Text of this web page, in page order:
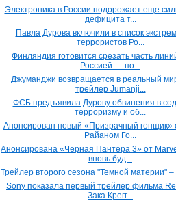
Электроника в России подорожает еще
дефицита т...
Павла Дурова включили в список
террористов Ро...
Финляндия готовится срезать часть
Россией — по...
Джуманджи возвращается в реальный
трейлер Jumanji...
ФСБ предъявила Дурову обвинения в
терроризму и об...
Анонсирован новый «Призрачный гонщик»
Райаном Го...
Анонсирована «Черная Пантера 3» от
вновь буд...
Трейлер второго сезона "Темной материи"
Sony показала первый трейлер фильма
Зака Крегг...